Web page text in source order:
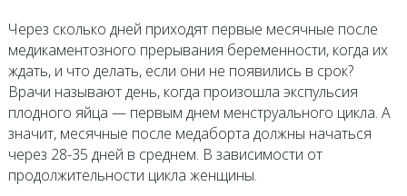
Через сколько дней приходят первые месячные после
медикаментозного прерывания беременности, когда их
ждать, и что делать, если они не появились в срок?
Врачи называют день, когда произошла экспульсия
плодного яйца — первым днем менструального цикла. А
значит, месячные после медаборта должны начаться
через 28-35 дней в среднем. В зависимости от
продолжительности цикла женщины.